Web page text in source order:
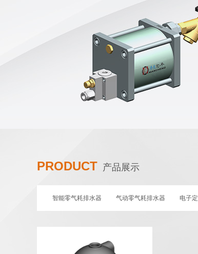
PRODUCT 产品展示
智能零气耗排水器 气动零气耗排水器 电子